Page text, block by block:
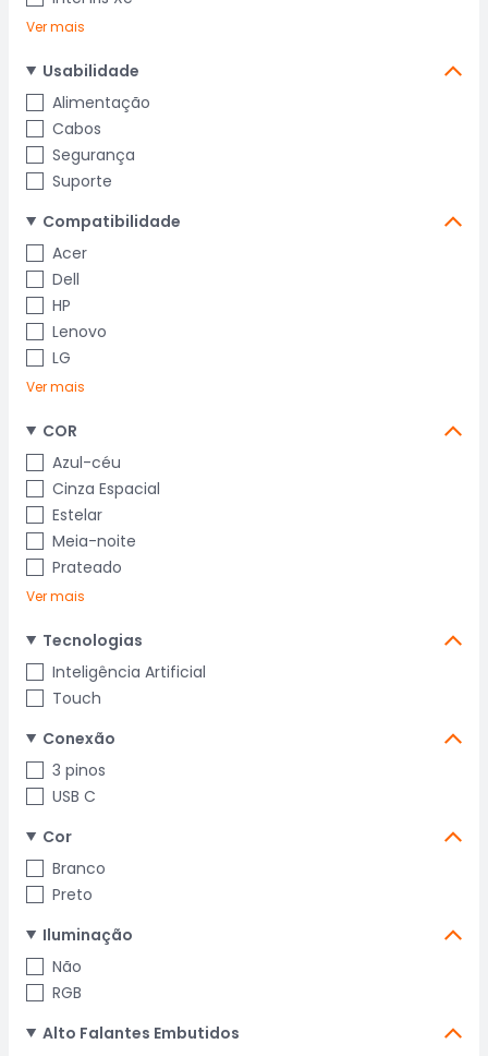
Ver mais
Usabilidade
Alimentação
Cabos
Segurança
Suporte
Compatibilidade
Acer
Dell
HP
Lenovo
LG
Ver mais
COR
Azul-céu
Cinza Espacial
Estelar
Meia-noite
Prateado
Ver mais
Tecnologias
Inteligência Artificial
Touch
Conexão
3 pinos
USB C
Cor
Branco
Preto
Iluminação
Não
RGB
Alto Falantes Embutidos